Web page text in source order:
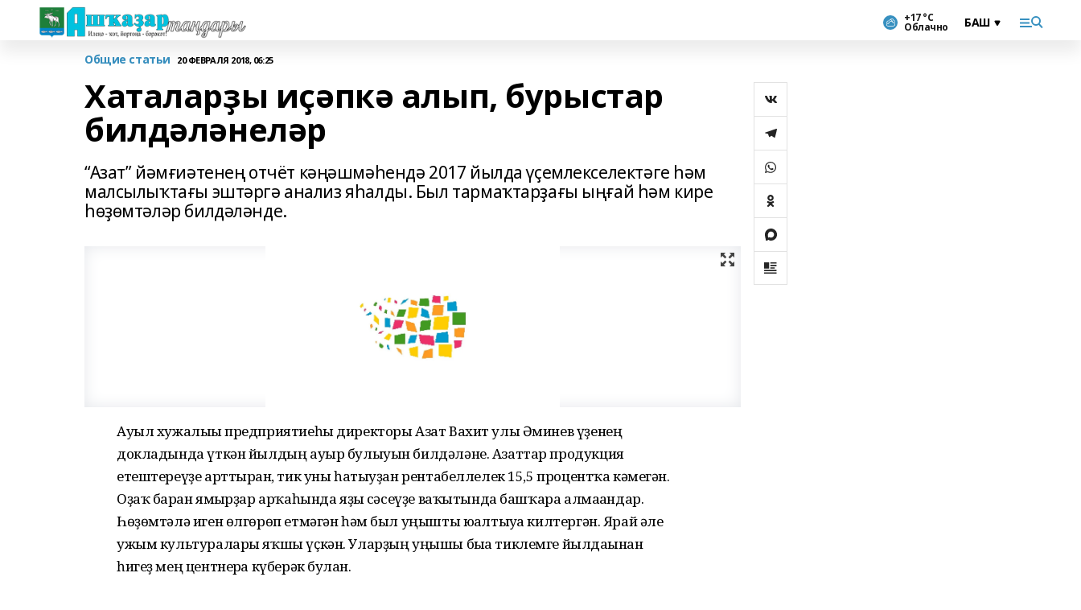
+17 °С
Облачно
Общие статьи 20 ФЕВРАЛЯ 2018, 06:25
Хаталарҙы иҫәпкә алып, бурыстар
билдәләнеләр
“Азат” йәмғиәтенең отчёт кәңәшмәһендә 2017 йылда үҫемлекселектәге һәм
малсылыҡтағы эштәргә анализ яһалды. Был тармаҡтарҙағы ыңғай һәм кире
һөҙөмтәләр билдәләнде.
Ауыл хужалығы предприятиеһы директоры Азат Вахит улы Әминев үҙенең
докладында үткән йылдың ауыр булыуын билдәләне. Азаттар продукция
етештереүҙе арттырған, тик уны һатыуҙан рентабеллелек 15,5 процентҡа кәмегән.
Оҙаҡ барған ямғырҙар арҡаһында яҙғы сәсеүҙе ваҡытында башҡара алмағандар.
Һөҙөмтәлә иген өлгөрөп етмәгән һәм был уңышты юғалтыуға килтергән. Ярай әле
ужым культуралары яҡшы үҫкән. Уларҙың уңышы быға тиклемге йылдағынан
һигеҙ мең центнерға күберәк булған.